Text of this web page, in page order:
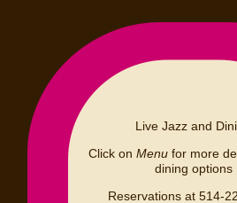
Live Jazz and
Click on Menufor more
dining options
Reservations at 514-